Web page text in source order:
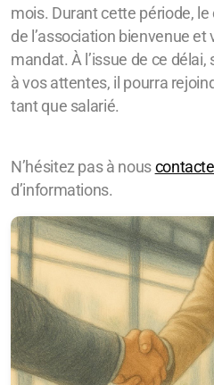
mois. Durant cette période,
de l’association bienvenue et
mandat. À l’issue de ce
à vos attentes, il pourra
tant que salarié.
N’hésitez pas à nous
d’informations.